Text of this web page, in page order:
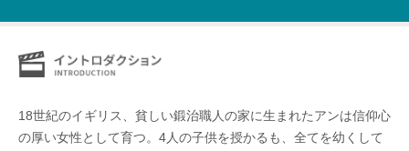
18世紀のイギリス、貧しい鍛治職人の家に生まれたアンは信仰心
の厚い女性として育つ。4人の子供を授かるも、全てを幼くして